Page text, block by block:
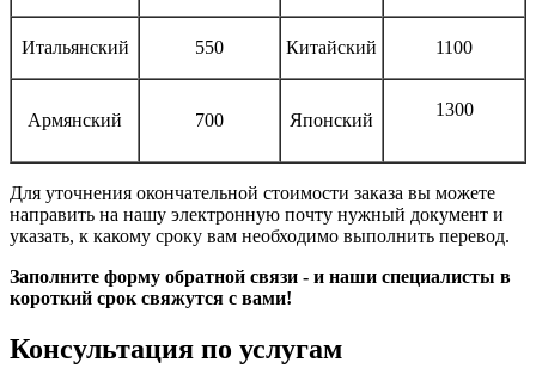
Итальянский 550 Китайский 1100
Армянский 700 Японский
1300
Для уточнения окончательной стоимости заказа вы можете
направить на нашу электронную почту нужный документ и
указать, к какому сроку вам необходимо выполнить перевод.
Заполните форму обратной связи - и наши специалисты в
короткий срок свяжутся с вами!
Консультация по услугам